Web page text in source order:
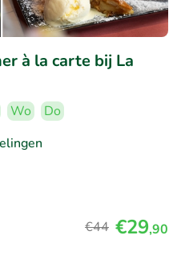
à la carte bij La
Wo
Do
€44 €29,90